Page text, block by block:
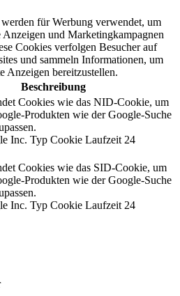
für Werbung verwendet, um
Anzeigen und Marketingkampagnen
Cookies verfolgen Besucher auf
und sammeln Informationen, um
Anzeigen bereitzustellen.
Beschreibung
Cookies wie das NID-Cookie, um
Produkten wie der Google-Suche
Inc. Typ Cookie Laufzeit 24
Cookies wie das SID-Cookie, um
Produkten wie der Google-Suche
Inc. Typ Cookie Laufzeit 24